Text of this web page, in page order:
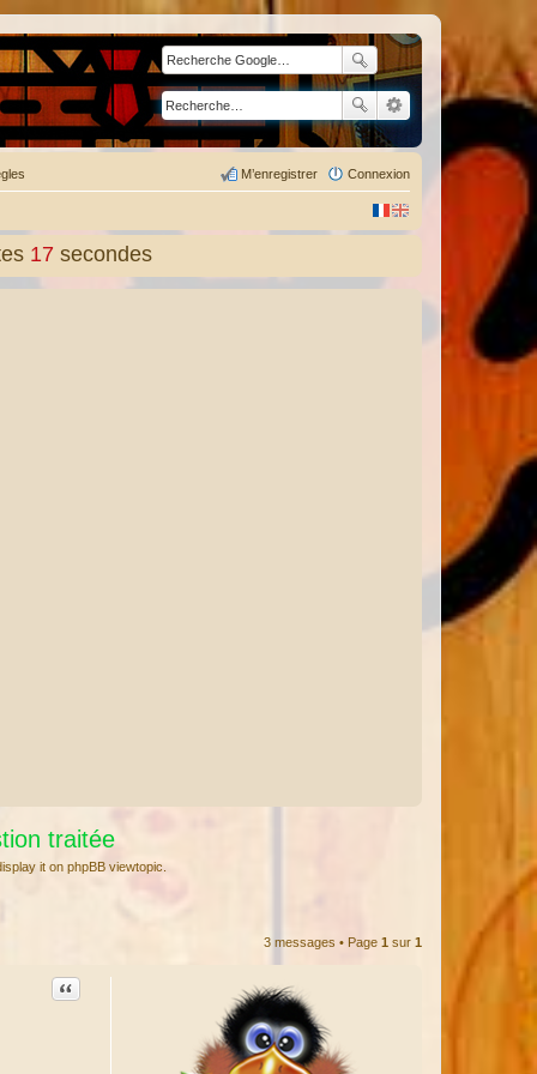
Connexion
M’enregistrer
18 secondes
traitée
it on phpBB viewtopic.
3 messages • Page 1 sur 1
Citation